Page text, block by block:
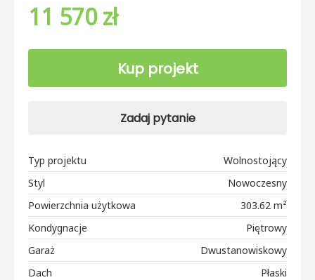
11 570 zł
Kup projekt
Zadaj pytanie
Typ projektu
Wolnostojący
Styl
Nowoczesny
Powierzchnia użytkowa
303.62 m²
Kondygnacje
Piętrowy
Garaż
Dwustanowiskowy
Dach
Płaski